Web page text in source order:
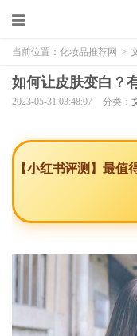
当前位置： 化妆品推荐网 >
如何让皮肤变白？
2023-05-31 03:48:07 分类：
【小红书评测】最